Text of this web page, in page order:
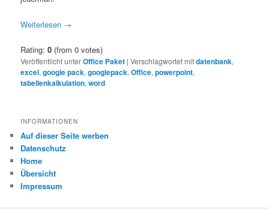
Weiterlesen →
Rating:0 (from 0 votes)
Veröffentlicht unterOffice Paket |Verschlagwortet mitdatenbank,
excel,google pack,googlepack,Office,powerpoint,
tabellenkalkulation,word
INFORMATIONEN
Auf dieser Seite werben
Datenschutz
Home
Übersicht
Impressum